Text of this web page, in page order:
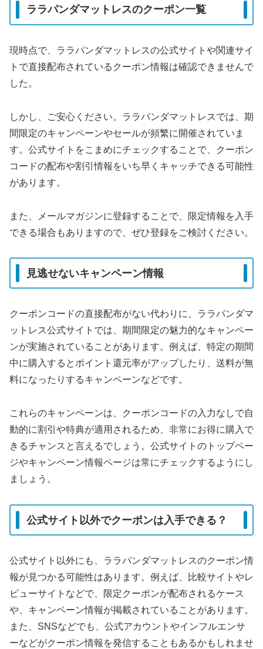
ララパンダマットレスのクーポン一覧
現時点で、ララパンダマットレスの公式サイトや関連サイ
トで直接配布されているクーポン情報は確認できませんで
した。
しかし、ご安心ください。ララパンダマットレスでは、期
間限定のキャンペーンやセールが頻繁に開催されていま
す。公式サイトをこまめにチェックすることで、クーポン
コードの配布や割引情報をいち早くキャッチできる可能性
があります。
また、メールマガジンに登録することで、限定情報を入手
できる場合もありますので、ぜひ登録をご検討ください。
見逃せないキャンペーン情報
クーポンコードの直接配布がない代わりに、ララパンダマ
ットレス公式サイトでは、期間限定の魅力的なキャンペー
ンが実施されていることがあります。例えば、特定の期間
中に購入するとポイント還元率がアップしたり、送料が無
料になったりするキャンペーンなどです。
これらのキャンペーンは、クーポンコードの入力なしで自
動的に割引や特典が適用されるため、非常にお得に購入で
きるチャンスと言えるでしょう。公式サイトのトップペー
ジやキャンペーン情報ページは常にチェックするようにし
ましょう。
公式サイト以外でクーポンは入手できる？
公式サイト以外にも、ララパンダマットレスのクーポン情
報が見つかる可能性はあります。例えば、比較サイトやレ
ビューサイトなどで、限定クーポンが配布されるケース
や、キャンペーン情報が掲載されていることがあります。
また、SNSなどでも、公式アカウントやインフルエンサ
ーなどがクーポン情報を発信することもあるかもしれませ